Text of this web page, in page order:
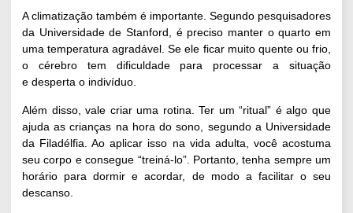
A climatização também é importante. Segundo pesquisadores
da Universidade de Stanford, é preciso manter o quarto em
uma temperatura agradável. Se ele ficar muito quente ou frio,
o cérebro tem dificuldade para processar a situação
e desperta o indivíduo.
Além disso, vale criar uma rotina. Ter um “ritual” é algo que
ajuda as crianças na hora do sono, segundo a Universidade
da Filadélfia . Ao aplicar isso na vida adulta, você acostuma
seu corpo e consegue “treiná-lo”. Portanto, tenha sempre um
horário para dormir e acordar, de modo a facilitar o seu
descanso.